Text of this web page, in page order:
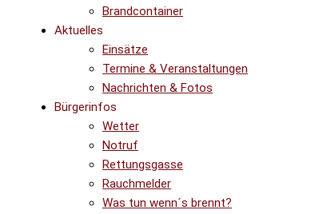
Brandcontainer
Aktuelles
Einsätze
Termine & Veranstaltungen
Nachrichten & Fotos
Bürgerinfos
Wetter
Notruf
Rettungsgasse
Rauchmelder
Was tun wenn´s brennt?